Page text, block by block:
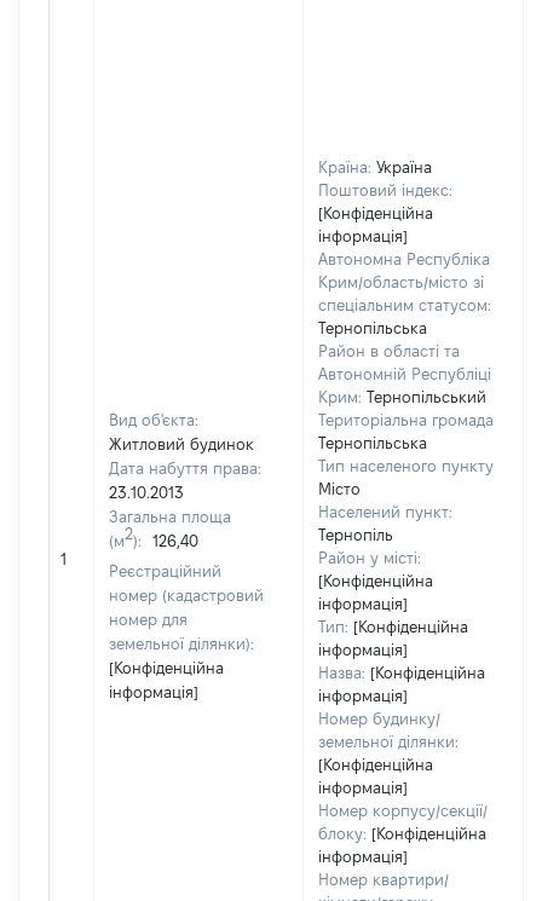
1
Вид об'єкта:
Житловий будинок
Дата набуття права:
23.10.2013
Загальна площа
(м2):
126,40
Реєстраційний
номер (кадастровий
номер для
земельної ділянки):
[Конфіденційна
інформація]
Країна: Україна
Поштовий індекс:
[Конфіденційна
інформація]
Автономна Республіка
Крим/область/місто зі
спеціальним статусом:
Тернопільська
Район в області та
Автономній Республіці
Крим: Тернопільський
Територіальна громада:
Тернопільська
Тип населеного пункту:
Місто
Населений пункт:
Тернопіль
Район у місті:
[Конфіденційна
інформація]
Тип: [Конфіденційна
інформація]
Назва: [Конфіденційна
інформація]
Номер будинку/
земельної ділянки:
[Конфіденційна
інформація]
Номер корпусу/секції/
блоку: [Конфіденційна
інформація]
Номер квартири/